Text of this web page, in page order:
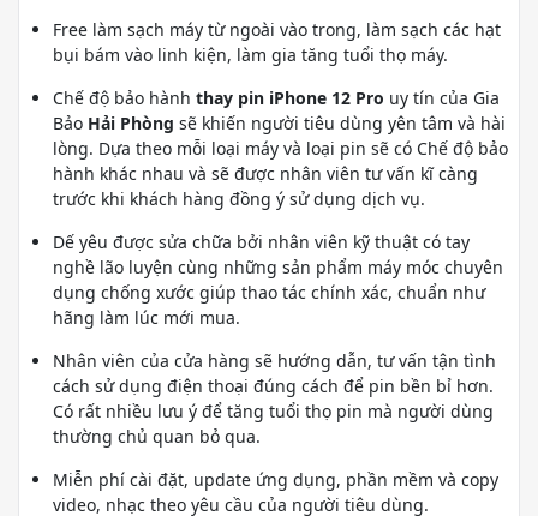
Free làm sạch máy từ ngoài vào trong, làm sạch các hạt
bụi bám vào linh kiện, làm gia tăng tuổi thọ máy.
Chế độ bảo hành thay pin iPhone 12 Pro uy tín của Gia
Bảo Hải Phòng sẽ khiến người tiêu dùng yên tâm và hài
lòng. Dựa theo mỗi loại máy và loại pin sẽ có Chế độ bảo
hành khác nhau và sẽ được nhân viên tư vấn kĩ càng
trước khi khách hàng đồng ý sử dụng dịch vụ.
Dế yêu được sửa chữa bởi nhân viên kỹ thuật có tay
nghề lão luyện cùng những sản phẩm máy móc chuyên
dụng chống xước giúp thao tác chính xác, chuẩn như
hãng làm lúc mới mua.
Nhân viên của cửa hàng sẽ hướng dẫn, tư vấn tận tình
cách sử dụng điện thoại đúng cách để pin bền bỉ hơn.
Có rất nhiều lưu ý để tăng tuổi thọ pin mà người dùng
thường chủ quan bỏ qua.
Miễn phí cài đặt, update ứng dụng, phần mềm và copy
video, nhạc theo yêu cầu của người tiêu dùng.